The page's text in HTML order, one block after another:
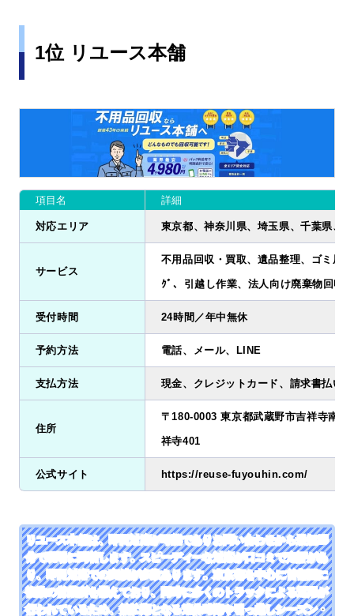
1位 リユース本舗
項目名 詳細
対応エリア 東京都、神奈川県、埼玉県、千葉県、
サービス
不用品回収・買取、遺品整理、ゴミ屋
ｸﾞ、引越し作業、法人向け廃棄物回収
受付時間 24時間／年中無休
予約方法 電話、メール、LINE
支払方法 現金、クレジットカード、請求書払い
住所
〒180-0003 東京都武蔵野市吉祥寺南町
祥寺401
公式サイト https://reuse-fuyouhin.com/
リユース本舗は、即日対応が可能でありお問い合わせから最短25
分で現場に到着します。スピーディーな対応が口コミで定評があ
り、即日対応での実績が多数あります。東京都を中心に首都圏に
複数の営業所を構えており、同時に多くのトラックによる運用が
行われているため、繁忙期となる連休時期や引っ越しシーズン・